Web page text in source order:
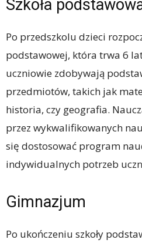
Szkoła
Po przedszkolu dzieci
podstawowej, która trwa 6
uczniowie zdobywają
przedmiotów, takich jak
historia, czy geografia.
przez wykwalifikowanych
się dostosować program
indywidualnych potrzeb
Gimnazjum
Po ukończeniu szkoły